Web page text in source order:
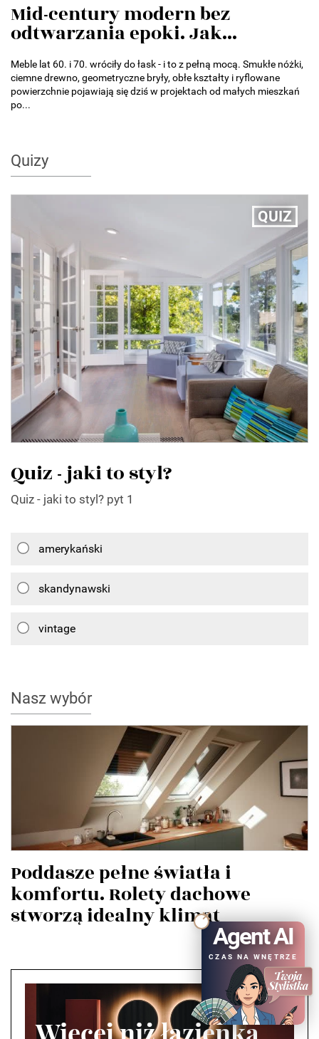
Mid-century modern bez
odtwarzania epoki. Jak...
Meble lat 60. i 70. wróciły do łask - i to z pełną mocą. Smukłe nóżki,
ciemne drewno, geometryczne bryły, obłe kształty i ryflowane
powierzchnie pojawiają się dziś w projektach od małych mieszkań
po...
Quizy
QUIZ
Quiz - jaki to styl?
Quiz - jaki to styl? pyt 1
amerykański
skandynawski
vintage
Nasz wybór
Poddasze pełne światła i
komfortu. Rolety dachowe
stworzą idealny klimat
Agent AI
CZAS NA WNĘTRZE